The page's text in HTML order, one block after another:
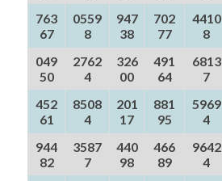
763
67
0559
8
947
38
702
77
4410
8
049
50
2762
4
326
00
491
64
6813
7
452
61
8508
4
201
17
881
95
5969
4
944
82
3587
7
440
98
466
89
9642
4